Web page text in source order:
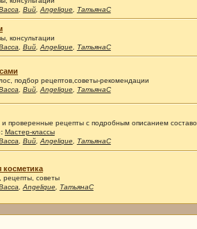
Вий, Angelique, ТатьянаС
консультации
Вий, Angelique, ТатьянаС
подбор рецептов,советы-рекомендации
Вий, Angelique, ТатьянаС
проверенные рецепты с подробным описанием
Мастер-классы
Вий, Angelique, ТатьянаС
рецепты, советы
Angelique, ТатьянаС